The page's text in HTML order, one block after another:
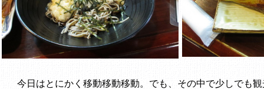
今日はとにかく移動移動移動。でも、その中で少しでも